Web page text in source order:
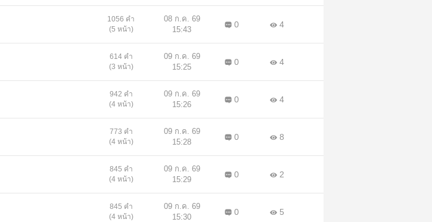
1056 คำ
(5 หน้า)
08 ก.ค. 69
15:43
0 4
614 คำ
(3 หน้า)
09 ก.ค. 69
15:25
0 4
942 คำ
(4 หน้า)
09 ก.ค. 69
15:26
0 4
773 คำ
(4 หน้า)
09 ก.ค. 69
15:28
0 8
845 คำ
(4 หน้า)
09 ก.ค. 69
15:29
0 2
845 คำ
(4 หน้า)
09 ก.ค. 69
15:30
0 5